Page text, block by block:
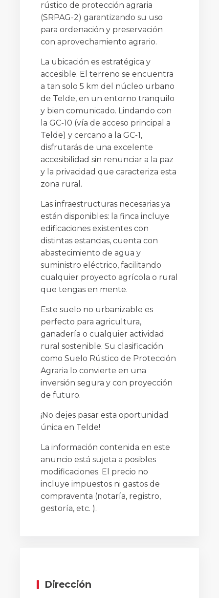
rústico de protección agraria
(SRPAG-2) garantizando su uso
para ordenación y preservación
con aprovechamiento agrario.
La ubicación es estratégica y
accesible. El terreno se encuentra
a tan solo 5 km del núcleo urbano
de Telde, en un entorno tranquilo
y bien comunicado. Lindando con
la GC-10 (vía de acceso principal a
Telde) y cercano a la GC-1,
disfrutarás de una excelente
accesibilidad sin renunciar a la paz
y la privacidad que caracteriza esta
zona rural.
Las infraestructuras necesarias ya
están disponibles: la finca incluye
edificaciones existentes con
distintas estancias, cuenta con
abastecimiento de agua y
suministro eléctrico, facilitando
cualquier proyecto agrícola o rural
que tengas en mente.
Este suelo no urbanizable es
perfecto para agricultura,
ganadería o cualquier actividad
rural sostenible. Su clasificación
como Suelo Rústico de Protección
Agraria lo convierte en una
inversión segura y con proyección
de futuro.
¡No dejes pasar esta oportunidad
única en Telde!
La información contenida en este
anuncio está sujeta a posibles
modificaciones. El precio no
incluye impuestos ni gastos de
compraventa (notaría, registro,
gestoría, etc. ).
Dirección